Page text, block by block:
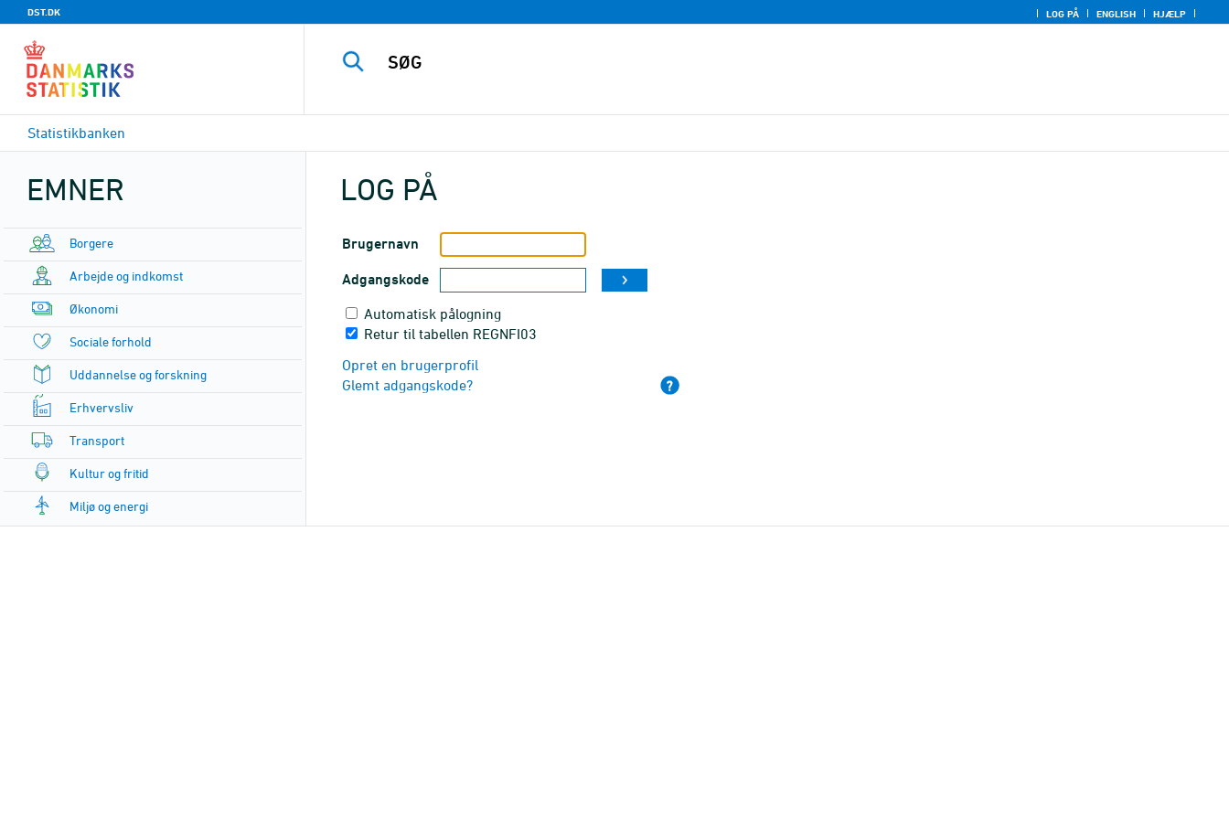
DST.DK LOG PÅ ENGLISH HJÆLP
Statistikbanken
EMNER
Borgere
Arbejde og indkomst
Økonomi
Sociale forhold
Uddannelse og forskning
Erhvervsliv
Transport
Kultur og fritid
Miljø og energi
LOG PÅ
Brugernavn
Adgangskode
Automatisk pålogning
Retur til tabellen REGNFI03
Opret en brugerprofil
Glemt adgangskode?